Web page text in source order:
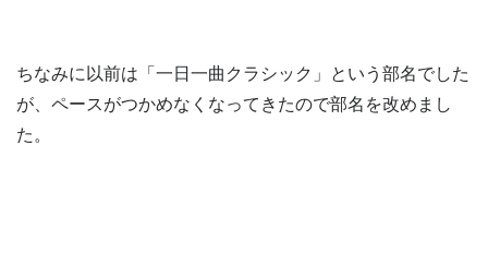
ちなみに以前は「一日一曲クラシック」という部名でした
が、ペースがつかめなくなってきたので部名を改めまし
た。